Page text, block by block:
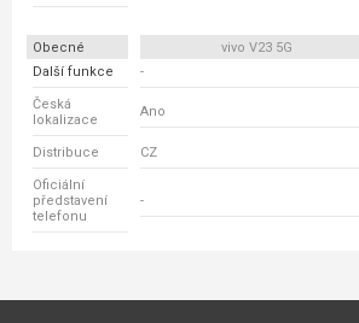
Obecné vivo V23 5G
Další funkce
-
Česká
lokalizace
Ano
Distribuce CZ
Oficiální
představení
telefonu
-